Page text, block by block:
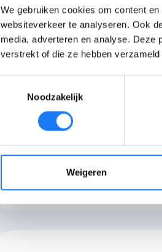
We gebruiken cookies om content
websiteverkeer te analyseren. Ook
media, adverteren en analyse. Deze
verstrekt of die ze hebben
Noodzakelijk
Weigeren
En ik wil een
tot als iemand
andere.
TEKST: Ingezonden
anoniem wil blijven.
Print dit artikel